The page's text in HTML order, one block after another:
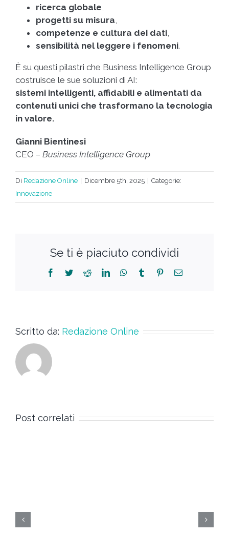
ricerca globale
progetti su misura
competenze e cultura dei dati
sensibilità nel leggere i fenomeni.
È su questi pilastri che Business Intelligence Group
costruisce le sue soluzioni di AI:
sistemi intelligenti, affidabili e alimentati da
contenuti unici che trasformano la tecnologia
in valore.
Gianni Bientinesi
CEO – Business Intelligence Group
Di Redazione Online Dicembre 5th, 2025
Categorie:
Innovazione
Se ti è piaciuto condividi
Scritto da: Redazione Online
Post correlati